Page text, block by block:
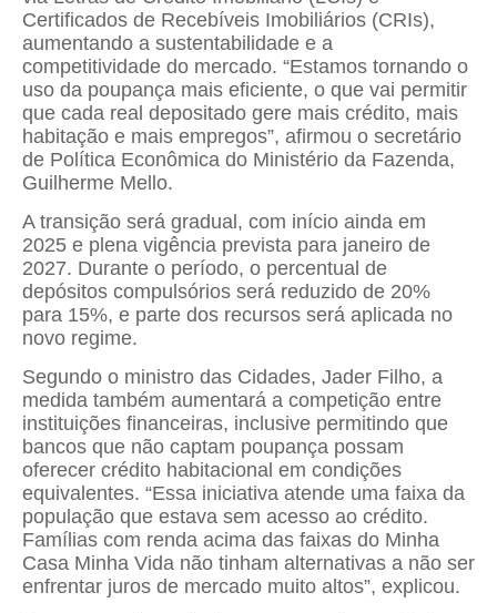
Certificados de Recebíveis Imobiliários (CRIs),
aumentando a sustentabilidade e a
competitividade do mercado. “Estamos tornando o
uso da poupança mais eficiente, o que vai permitir
que cada real depositado gere mais crédito, mais
habitação e mais empregos”, afirmou o secretário
de Política Econômica do Ministério da Fazenda,
Guilherme Mello.
A transição será gradual, com início ainda em
2025 e plena vigência prevista para janeiro de
2027. Durante o período, o percentual de
depósitos compulsórios será reduzido de 20%
para 15%, e parte dos recursos será aplicada no
novo regime.
Segundo o ministro das Cidades, Jader Filho, a
medida também aumentará a competição entre
instituições financeiras, inclusive permitindo que
bancos que não captam poupança possam
oferecer crédito habitacional em condições
equivalentes. “Essa iniciativa atende uma faixa da
população que estava sem acesso ao crédito.
Famílias com renda acima das faixas do Minha
Casa Minha Vida não tinham alternativas a não ser
enfrentar juros de mercado muito altos”, explicou.